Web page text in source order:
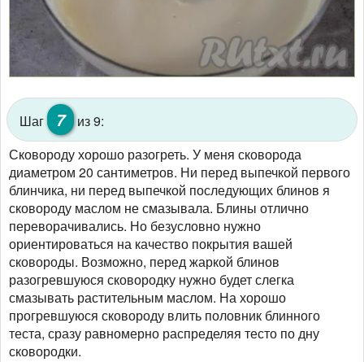
Шаг 7
из 9:
Сковороду хорошо разогреть. У меня сковорода
диаметром 20 сантиметров. Ни перед выпечкой первого
блинчика, ни перед выпечкой последующих блинов я
сковороду маслом не смазывала. Блины отлично
переворачивались. Но безусловно нужно
ориентироваться на качество покрытия вашей
сковороды. Возможно, перед жаркой блинов
разогревшуюся сковородку нужно будет слегка
смазывать растительным маслом. На хорошо
прогревшуюся сковороду влить половник блинного
теста, сразу равномерно распределяя тесто по дну
сковородки.